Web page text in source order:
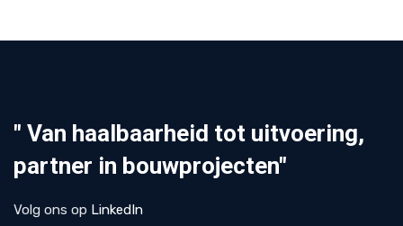
" Van haalbaarheid tot uitvoering,
partner in bouwprojecten"
Volg ons op LinkedIn